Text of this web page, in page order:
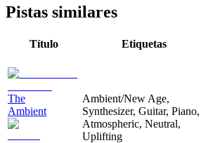
Pistas similares
Título Etiquetas
The
Ambient
Ambient/New Age,
Synthesizer, Guitar, Piano,
Atmospheric, Neutral,
Uplifting